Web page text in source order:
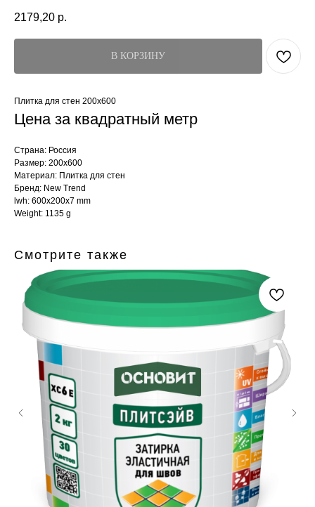
2179,20 р.
В КОРЗИНУ
Плитка для стен 200x600
Цена за квадратный метр
Страна: Россия
Размер: 200x600
Материал: Плитка для стен
Бренд: New Trend
lwh: 600x200x7 mm
Weight: 1135 g
Смотрите также